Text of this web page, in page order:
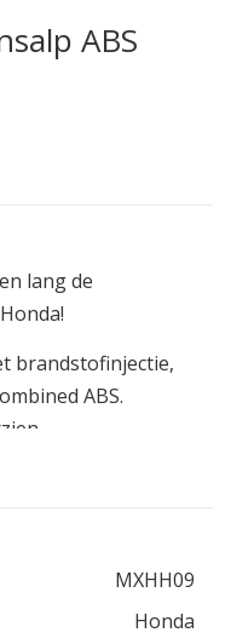
ABS
lang de
brandstofinjectie,
ABS.
prima voor dit
een echte
MXHH09
Honda